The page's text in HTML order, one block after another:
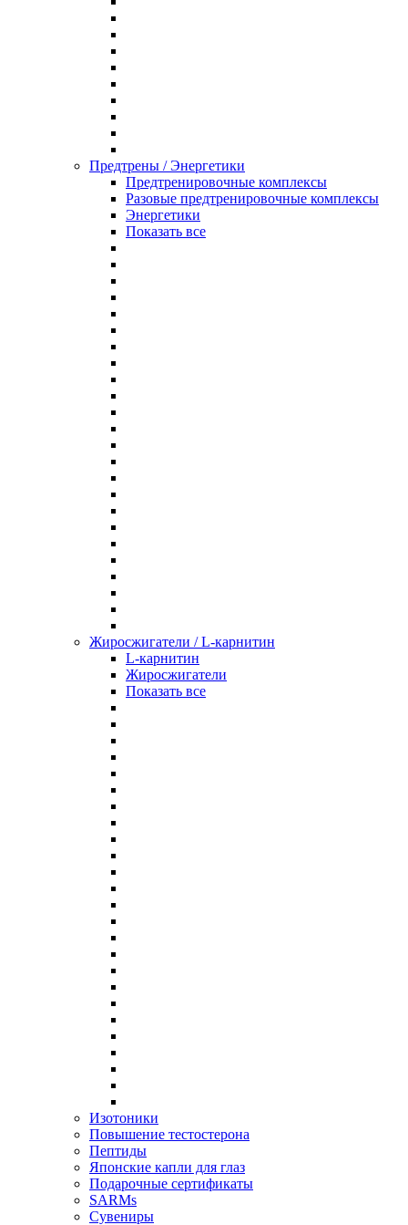
Предтрены / Энергетики
Предтренировочные комплексы
Разовые предтренировочные комплексы
Энергетики
Показать все
Жиросжигатели / L-карнитин
L-карнитин
Жиросжигатели
Показать все
Изотоники
Повышение тестостерона
Пептиды
Японские капли для глаз
Подарочные сертификаты
SARMs
Сувениры